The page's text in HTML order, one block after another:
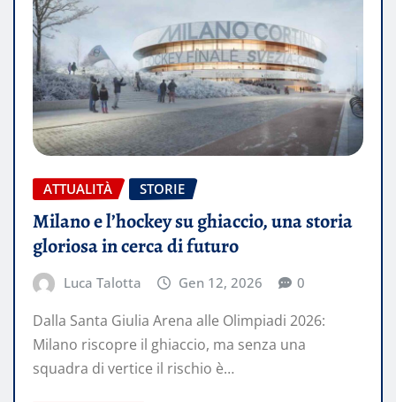
ATTUALITÀ STORIE
Milano e l’hockey su ghiaccio, una storia
gloriosa in cerca di futuro
Luca Talotta Gen 12, 2026 0
Dalla Santa Giulia Arena alle Olimpiadi 2026:
Milano riscopre il ghiaccio, ma senza una
squadra di vertice il rischio è…